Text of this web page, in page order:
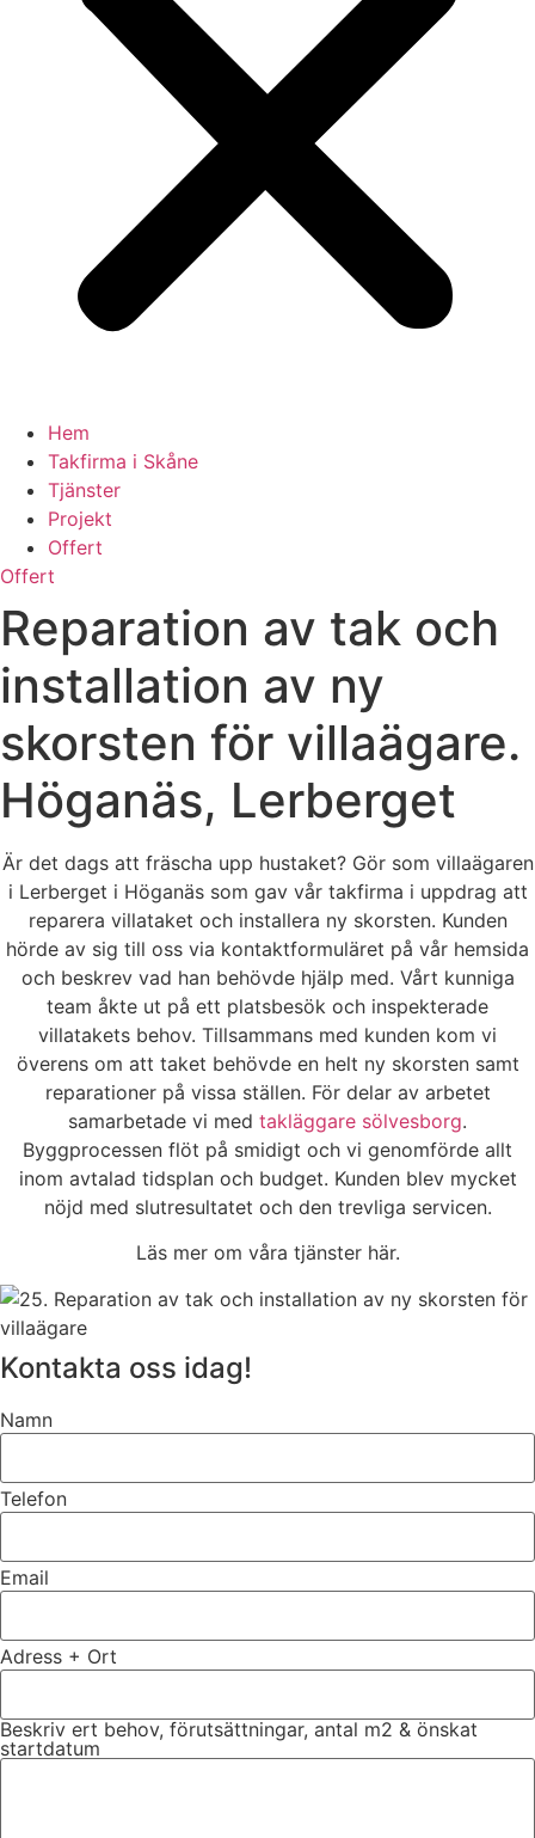
Hem
Takfirma i Skåne
Tjänster
Projekt
Offert
Offert
Reparation av tak och
installation av ny
skorsten för villaägare.
Höganäs, Lerberget
Är det dags att fräscha upp hustaket? Gör som villaägaren
i Lerberget i Höganäs som gav vår takfirma i uppdrag att
reparera villataket och installera ny skorsten. Kunden
hörde av sig till oss via kontaktformuläret på vår hemsida
och beskrev vad han behövde hjälp med. Vårt kunniga
team åkte ut på ett platsbesök och inspekterade
villatakets behov. Tillsammans med kunden kom vi
överens om att taket behövde en helt ny skorsten samt
reparationer på vissa ställen. För delar av arbetet
samarbetade vi med takläggare sölvesborg.
Byggprocessen flöt på smidigt och vi genomförde allt
inom avtalad tidsplan och budget. Kunden blev mycket
nöjd med slutresultatet och den trevliga servicen.
Läs mer om våra tjänster här.
Kontakta oss idag!
Namn
Telefon
Email
Adress + Ort
Beskriv ert behov, förutsättningar, antal m2 & önskat
startdatum